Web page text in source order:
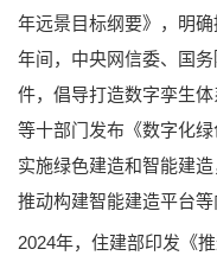
年远景目标纲要》，明
年间，中央网信委、国
件，倡导打造数字孪生
等十部门发布《数字化
实施绿色建造和智能建
推动构建智能建造平台等
2024年，住建部印发《